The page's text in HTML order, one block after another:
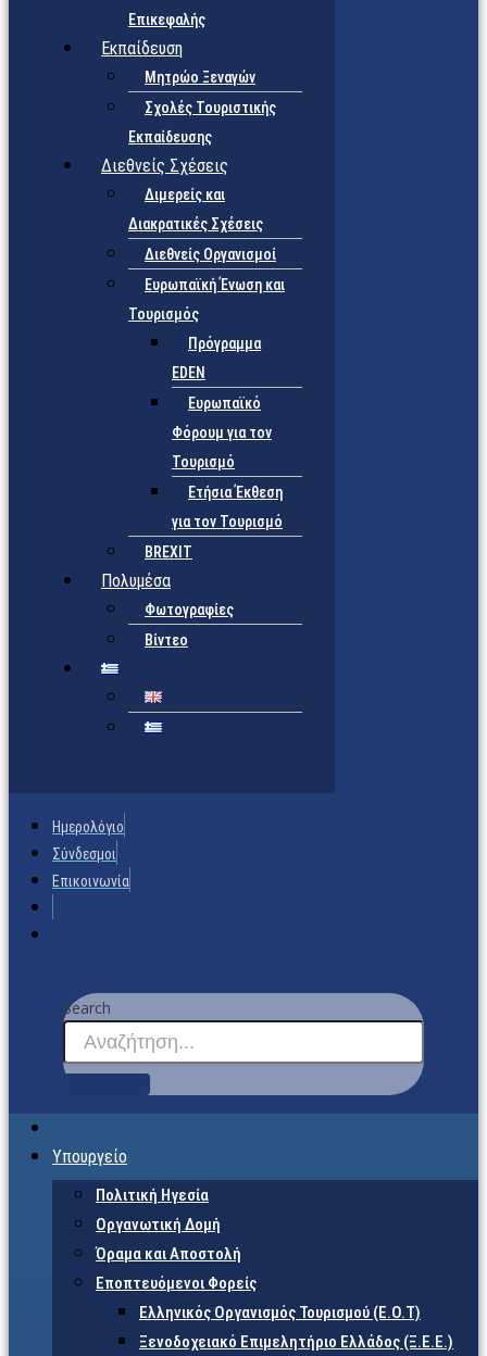
Επικεφαλής
Εκπαίδευση
Μητρώο Ξεναγών
Σχολές Τουριστικής
Εκπαίδευσης
Διεθνείς Σχέσεις
Διμερείς και
Διακρατικές Σχέσεις
Διεθνείς Οργανισμοί
Ευρωπαϊκή Ένωση και
Τουρισμός
Πρόγραμμα
EDEN
Ευρωπαϊκό
Φόρουμ για τον
Τουρισμό
Ετήσια Έκθεση
για τον Τουρισμό
BREXIT
Πολυμέσα
Φωτογραφίες
Βίντεο
Ημερολόγιο
Σύνδεσμοι
Επικοινωνία
Search
Υπουργείο
Πολιτική Ηγεσία
Οργανωτική Δομή
Όραμα και Αποστολή
Εποπτευόμενοι Φορείς
Eλληνικός Οργανισμός Τουρισμού (Ε.Ο.Τ)
Ξενοδοχειακό Επιμελητήριο Ελλάδος (Ξ.Ε.Ε.)